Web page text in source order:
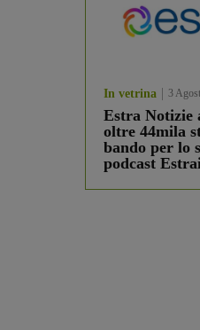
In vetrina 3
Estra Notizie
oltre 44mila
bando per lo
podcast